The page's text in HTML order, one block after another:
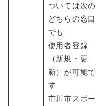
ついては次の
どちらの窓口
でも
使用者登録
（新規・更
新）が可能で
す
市川市スポー